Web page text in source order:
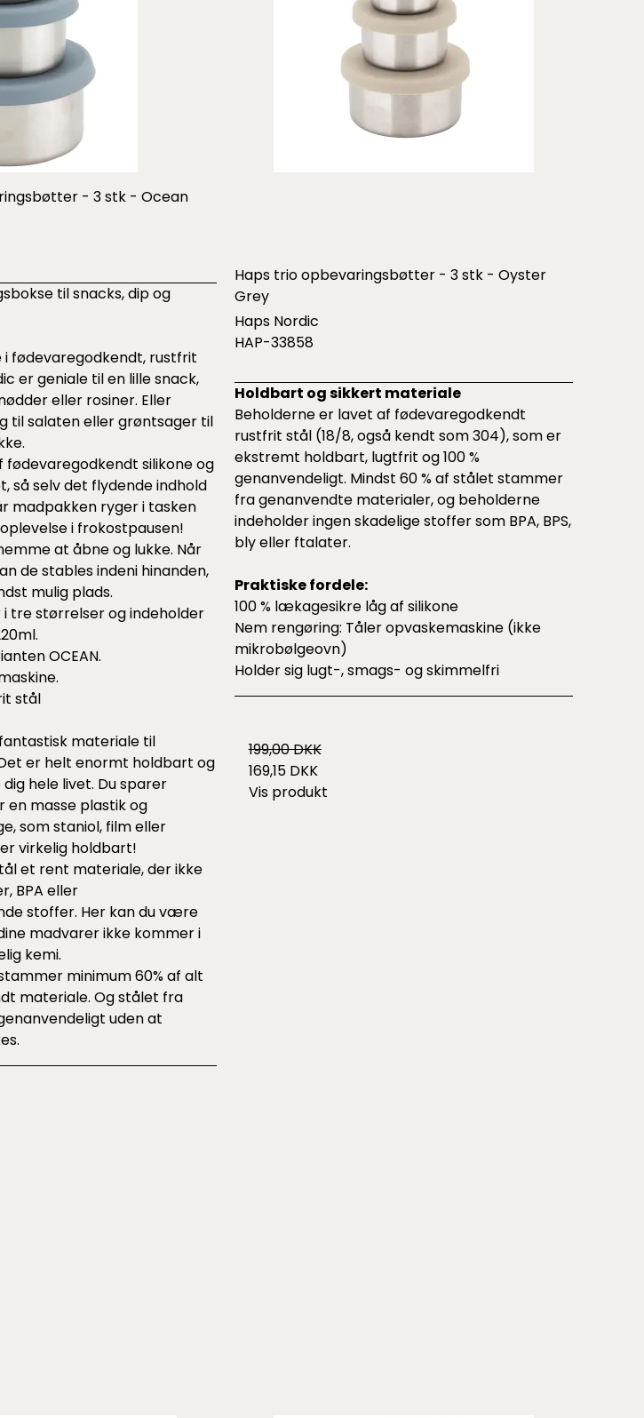
- 3 stk - Ocean
til snacks, dip og
i fødevaregodkendt, rustfrit
er geniale til en lille snack,
eller rosiner. Eller
til salaten eller grøntsager til
fødevaregodkendt silikone og
så selv det flydende indhold
madpakken ryger i tasken
i frokostpausen!
at åbne og lukke. Når
de stables indeni hinanden,
mulig plads.
i tre størrelser og indeholder
OCEAN.
stål
materiale til
er helt enormt holdbart og
hele livet. Du sparer
en masse plastik og
som staniol, film eller
virkelig holdbart!
et rent materiale, der ikke
BPA eller
stoffer. Her kan du være
madvarer ikke kommer i
kemi.
minimum 60% af alt
materiale. Og stålet fra
uden at
Haps trio opbevaringsbøtter - 3 stk - Oyster
Grey
Haps Nordic
HAP-33858
Holdbart og sikkert materiale
Beholderne er lavet af fødevaregodkendt
rustfrit stål (18/8, også kendt som 304), som er
ekstremt holdbart, lugtfrit og 100 %
genanvendeligt. Mindst 60 % af stålet stammer
fra genanvendte materialer, og beholderne
indeholder ingen skadelige stoffer som BPA, BPS,
bly eller ftalater.
Praktiske fordele:
100 % lækagesikre låg af silikone
Nem rengøring: Tåler opvaskemaskine (ikke
mikrobølgeovn)
Holder sig lugt-, smags- og skimmelfri
199,00 DKK
169,15 DKK
Vis produkt